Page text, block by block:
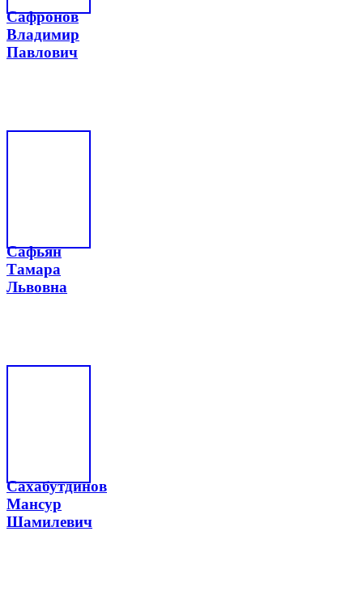
Сафронов
Владимир
Павлович
Сафьян
Тамара
Львовна
Сахабутдинов
Мансур
Шамилевич